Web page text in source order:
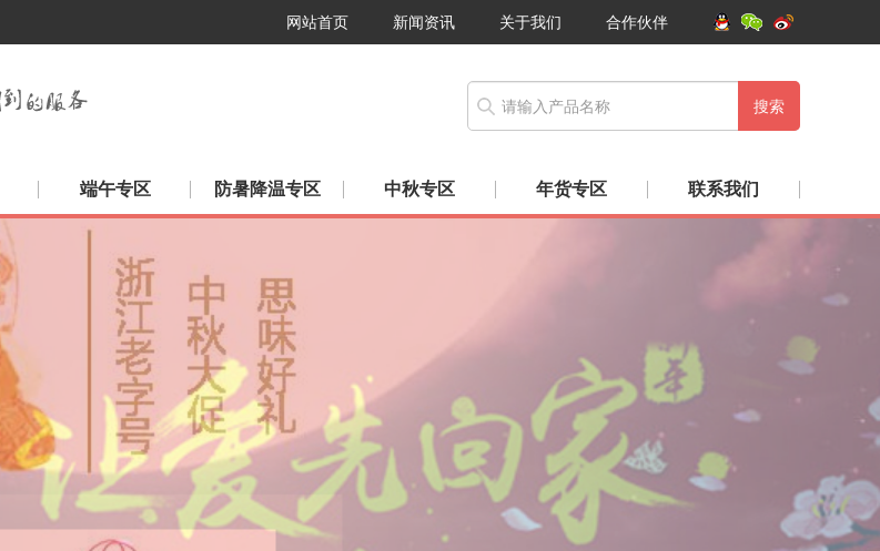
网站首页 新闻资讯 关于我们 合作伙伴
搜索
端午专区 防暑降温专区 中秋专区 年货专区 联系我们